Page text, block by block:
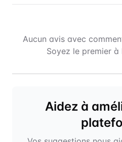
Aucun avis avec
Soyez le premier à
Aidez à